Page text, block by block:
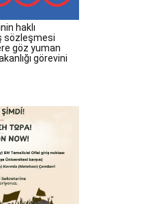
haklı
sözleşmesi
göz yuman
görevini